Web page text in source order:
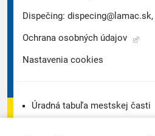
Dispečing: dispecing@lamac.sk,
Ochrana osobných údajov
Nastavenia cookies
Úradná tabuľa mestskej časti